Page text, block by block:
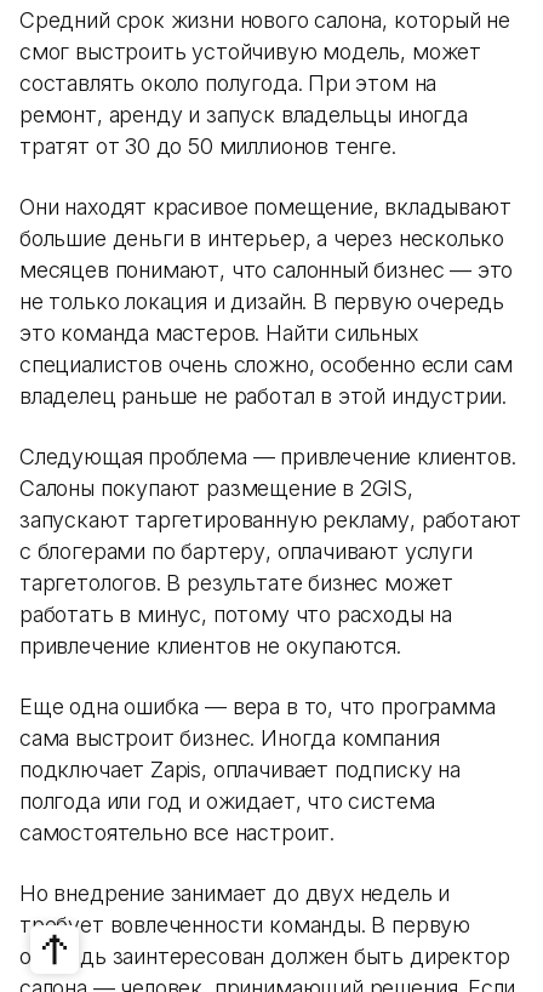
Средний срок жизни нового салона, который не
смог выстроить устойчивую модель, может
составлять около полугода. При этом на
ремонт, аренду и запуск владельцы иногда
тратят от 30 до 50 миллионов тенге.
Они находят красивое помещение, вкладывают
большие деньги в интерьер, а через несколько
месяцев понимают, что салонный бизнес — это
не только локация и дизайн. В первую очередь
это команда мастеров. Найти сильных
специалистов очень сложно, особенно если сам
владелец раньше не работал в этой индустрии.
Следующая проблема — привлечение клиентов.
Салоны покупают размещение в 2GIS,
запускают таргетированную рекламу, работают
с блогерами по бартеру, оплачивают услуги
таргетологов. В результате бизнес может
работать в минус, потому что расходы на
привлечение клиентов не окупаются.
Еще одна ошибка — вера в то, что программа
сама выстроит бизнес. Иногда компания
подключает Zapis, оплачивает подписку на
полгода или год и ожидает, что система
самостоятельно все настроит.
Но внедрение занимает до двух недель и
требует вовлеченности команды. В первую
очередь заинтересован должен быть директор